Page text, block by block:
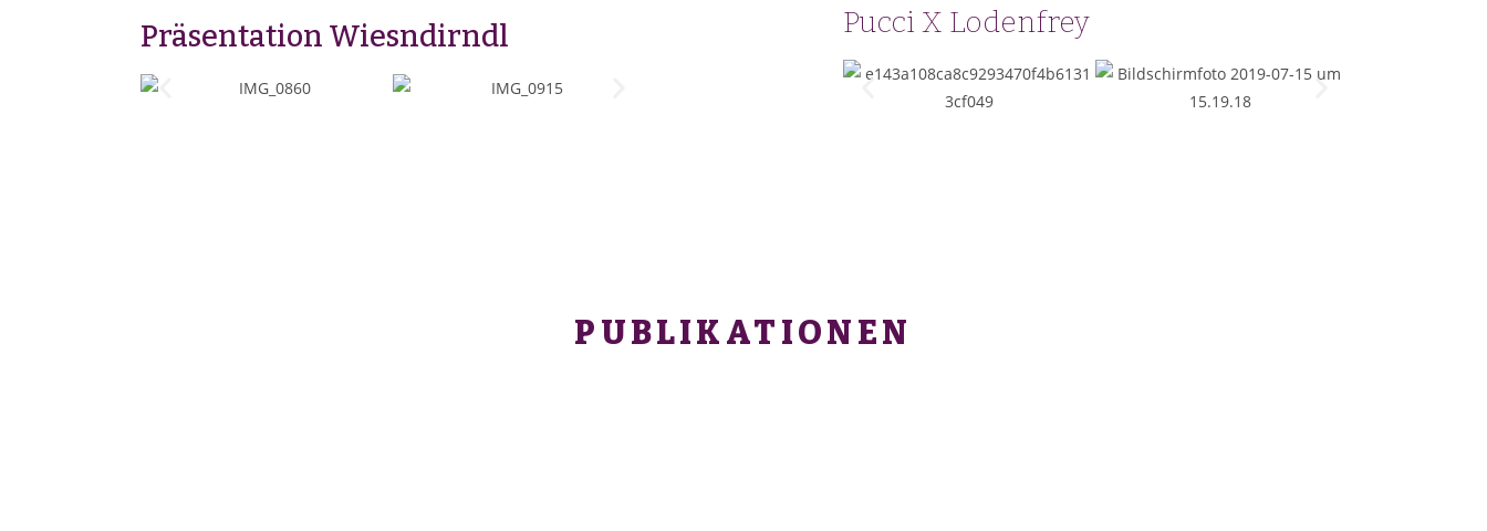
Präsentation Wiesndirndl Pucci X Lodenfrey
PUBLIKATIONEN​